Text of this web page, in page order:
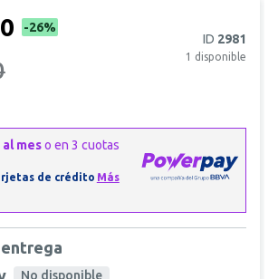
-26%
ID 2981
1 disponible
No disponible